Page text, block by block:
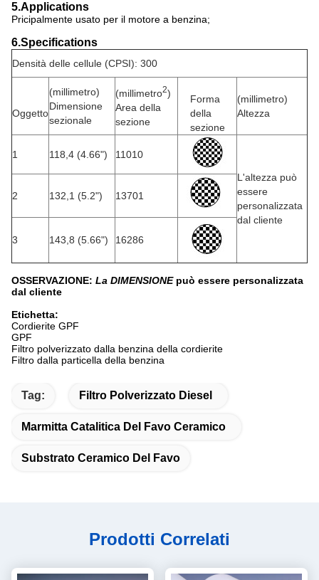
5.Applications
Pricipalmente usato per il motore a benzina;
6.Specifications
Densità delle cellule (CPSI): 300
Oggetto
(millimetro)
Dimensione
sezionale
(millimetro2)
Area della
sezione
Forma
della
sezione
(millimetro)
Altezza
1 118,4 (4.66")
11010
L'altezza può
essere
personalizzata
dal cliente
2 132,1 (5.2") 13701
3 143,8 (5.66") 16286
OSSERVAZIONE: La DIMENSIONEpuò essere personalizzata
dal cliente
Etichetta:
Cordierite GPF
GPF
Filtro polverizzato dalla benzina della cordierite
Filtro dalla particella della benzina
Tag: Filtro Polverizzato Diesel
Marmitta Catalitica Del Favo Ceramico
Substrato Ceramico Del Favo
Prodotti Correlati